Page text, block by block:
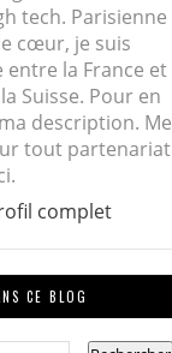
tech. Parisienne
cœur, je suis
la France et
Suisse. Pour en
description. Me
tout partenariat
complet
CE BLOG